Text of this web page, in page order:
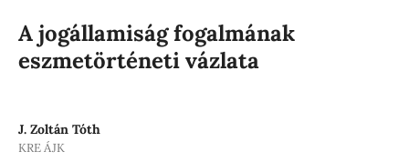
A jogállamiság fogalmának
eszmetörténeti vázlata
J. Zoltán Tóth
KRE ÁJK